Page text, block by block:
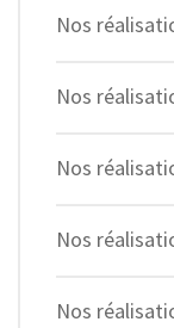
Nos
Nos
Nos
Nos
Nos